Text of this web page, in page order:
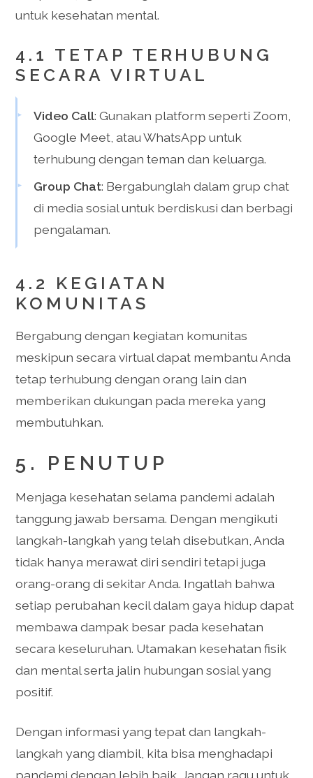
untuk kesehatan mental.
4.1 TETAP TERHUBUNG
SECARA VIRTUAL
Video Call: Gunakan platform seperti Zoom,
Google Meet, atau WhatsApp untuk
terhubung dengan teman dan keluarga.
Group Chat: Bergabunglah dalam grup chat
di media sosial untuk berdiskusi dan berbagi
pengalaman.
4.2 KEGIATAN
KOMUNITAS
Bergabung dengan kegiatan komunitas
meskipun secara virtual dapat membantu Anda
tetap terhubung dengan orang lain dan
memberikan dukungan pada mereka yang
membutuhkan.
5. PENUTUP
Menjaga kesehatan selama pandemi adalah
tanggung jawab bersama. Dengan mengikuti
langkah-langkah yang telah disebutkan, Anda
tidak hanya merawat diri sendiri tetapi juga
orang-orang di sekitar Anda. Ingatlah bahwa
setiap perubahan kecil dalam gaya hidup dapat
membawa dampak besar pada kesehatan
secara keseluruhan. Utamakan kesehatan fisik
dan mental serta jalin hubungan sosial yang
positif.
Dengan informasi yang tepat dan langkah-
langkah yang diambil, kita bisa menghadapi
pandemi dengan lebih baik. Jangan ragu untuk